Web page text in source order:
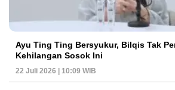
Ayu Ting Ting Bersyukur, Bilqis Tak
Kehilangan Sosok Ini
22 Juli 2026 | 10:09 WIB